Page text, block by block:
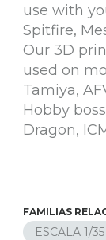
use with
Spitfire,
Our 3D
used on
Tamiya,
Hobby
Dragon,
FAMILIAS
ESCALA 1/35